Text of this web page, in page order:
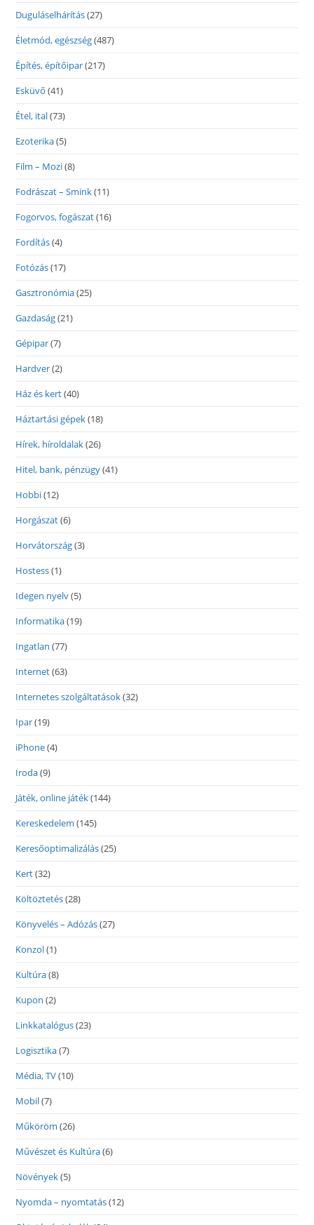
Duguláselhárítás(27)
Életmód, egészség(487)
Építés, építőipar(217)
Esküvő (41)
Étel, ital(73)
Ezoterika(5)
Film – Mozi(8)
Fodrászat – Smink(11)
Fogorvos, fogászat(16)
Fordítás(4)
Fotózás(17)
Gasztronómia(25)
Gazdaság(21)
Gépipar(7)
Hardver(2)
Ház és kert(40)
Háztartási gépek(18)
Hírek, híroldalak(26)
Hitel, bank, pénzügy(41)
Hobbi(12)
Horgászat(6)
Horvátország(3)
Hostess(1)
Idegen nyelv(5)
Informatika(19)
Ingatlan (77)
Internet(63)
Internetes szolgáltatások(32)
Ipar(19)
iPhone(4)
Iroda(9)
Játék, online játék(144)
Kereskedelem (145)
Keresőoptimalizálás(25)
Kert(32)
Költöztetés(28)
Könyvelés – Adózás(27)
Konzol(1)
Kultúra(8)
Kupon (2)
Linkkatalógus(23)
Logisztika(7)
Média, TV(10)
Mobil(7)
Műköröm (26)
Művészet és Kultúra(6)
Növények(5)
Nyomda – nyomtatás(12)